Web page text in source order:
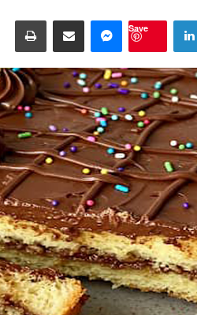
لينكدإن
Save
ماسنجر مشاكة بواسطة البريد الالكتروني